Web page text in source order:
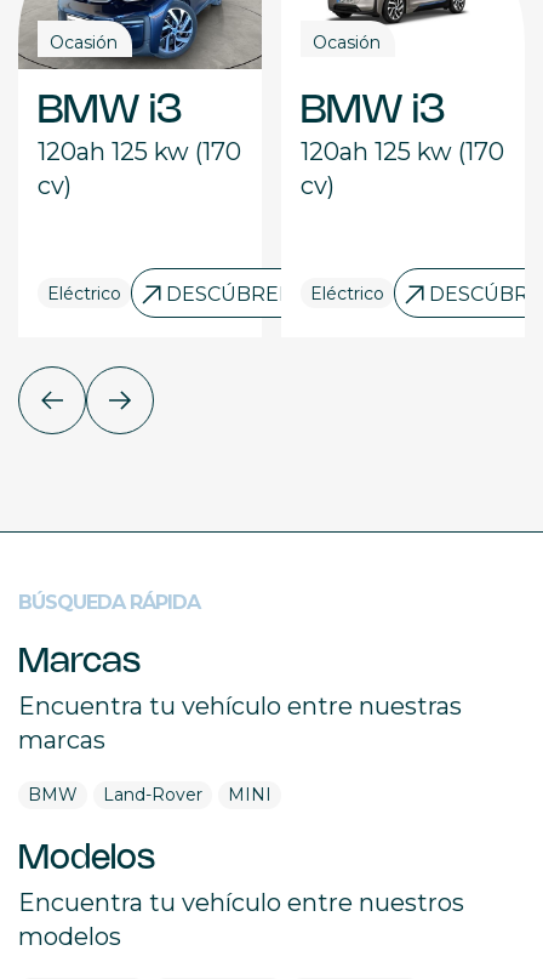
Ocasión
BMW i3
120ah 125 kw (170
cv)
Eléctrico DESCÚBRELO
Ocasión
BMW i3
120ah 125 kw (170
cv)
Eléctrico
BÚSQUEDA RÁPIDA
Marcas
Encuentra tu vehículo entre nuestras
marcas
BMW Land-Rover MINI
Modelos
Encuentra tu vehículo entre nuestros
modelos